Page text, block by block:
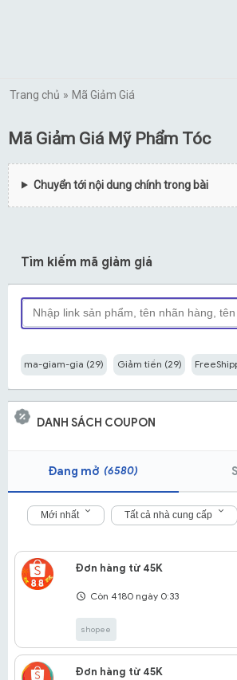
Trang chủ Mã Giảm Giá
Mã Giảm Giá Mỹ Phẩm Tóc
Chuyển tới nội dung chính trong bài
Tìm kiếm mã giảm giá
ma-giam-gia (29) Giảm tiền (29)
DANH SÁCH COUPON
Đang mở (6580)
Mới nhất Tất cả nhà cung cấp
Đơn hàng từ 45K
Còn 4180 ngày 0:33
shopee
Đơn hàng từ 45K